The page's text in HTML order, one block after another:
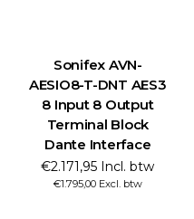
Sonifex AVN-
AESIO8-T-DNT AES3
8 Input 8 Output
Terminal Block
Dante Interface
€2.171,95 Incl. btw
€1.795,00 Excl. btw